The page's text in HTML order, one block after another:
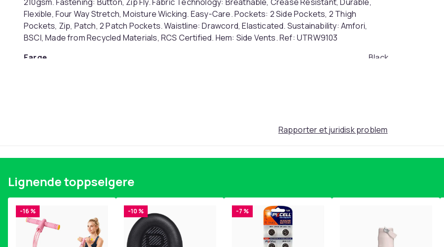
Flexible, Four Way Stretch, Moisture Wicking. Easy-Care. Pockets: 2 Side Pockets, 2 Thigh
Pockets, Zip, Patch, 2 Patch Pockets. Waistline: Drawcord, Elasticated. Sustainability: Amfori,
BSCI, Made from Recycled Materials, RCS Certified. Hem: Side Vents. Ref: UTRW9103
Farge
Black
Rapporter et juridisk problem
Lignende toppselgere
-16 % -10 % -7 %